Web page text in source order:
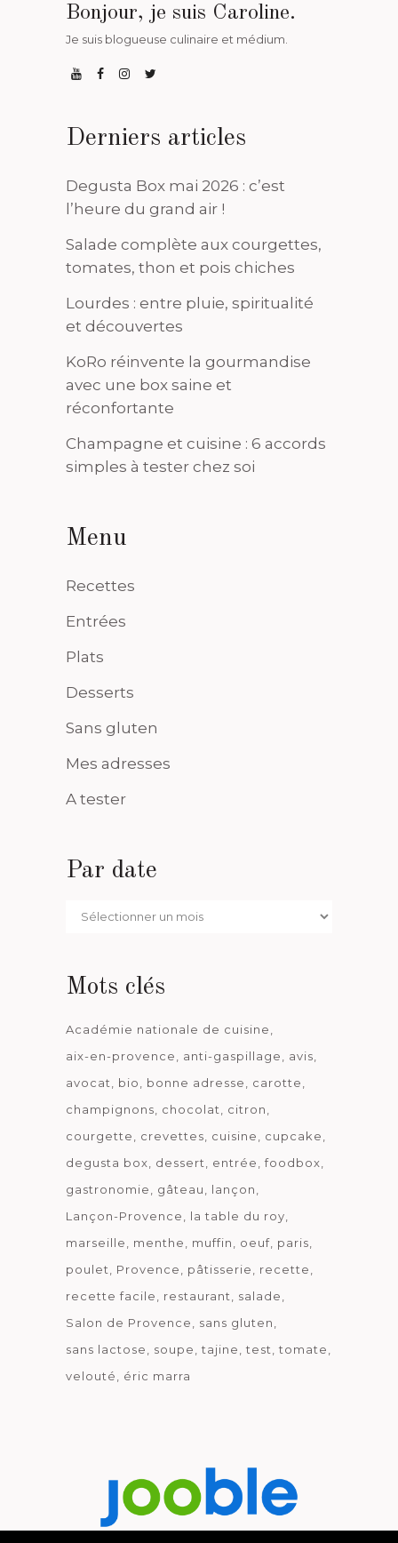
Bonjour, je suis Caroline.
Je suis blogueuse culinaire et médium.
Derniers articles
Degusta Box mai 2026 : c’est
l’heure du grand air !
Salade complète aux courgettes,
tomates, thon et pois chiches
Lourdes : entre pluie, spiritualité
et découvertes
KoRo réinvente la gourmandise
avec une box saine et
réconfortante
Champagne et cuisine : 6 accords
simples à tester chez soi
Menu
Recettes
Entrées
Plats
Desserts
Sans gluten
Mes adresses
A tester
Par date
Par
Mots clés
Académie nationale de cuisine
aix-en-provence
anti-gaspillage
avis
avocat
bio bonne adresse
carotte
champignons
chocolat
citron
courgette
crevettes cuisine
cupcake
degusta box
dessert entrée
foodbox
gastronomie
gâteau
lançon
Lançon-Provence
la table du roy
marseille
menthe muffin oeuf paris
poulet
Provence pâtisserie
recette
recette facile
restaurant
salade
Salon de Provence
sans gluten
sans lactose
soupe tajine test
tomate
velouté
éric marra